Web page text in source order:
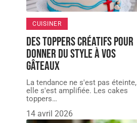
CUISINER
Des toppers créatifs pour
donner du style à vos
gâteaux
La tendance ne s'est pas éteinte,
elle s'est amplifiée. Les cakes
toppers…
14 avril 2026